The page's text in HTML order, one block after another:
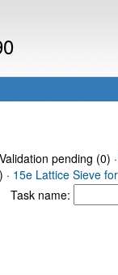
pending (0) ·
· 15e Lattice Sieve
Task name: